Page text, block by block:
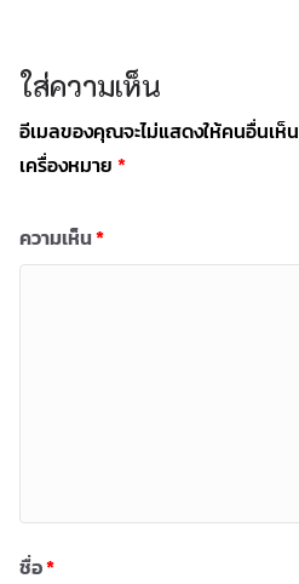
ใส่ความเห็น
อีเมลของคุณจะไม่แสดงให้คนอื่นเห็น
เครื่องหมาย *
ความเห็น*
ชื่อ*